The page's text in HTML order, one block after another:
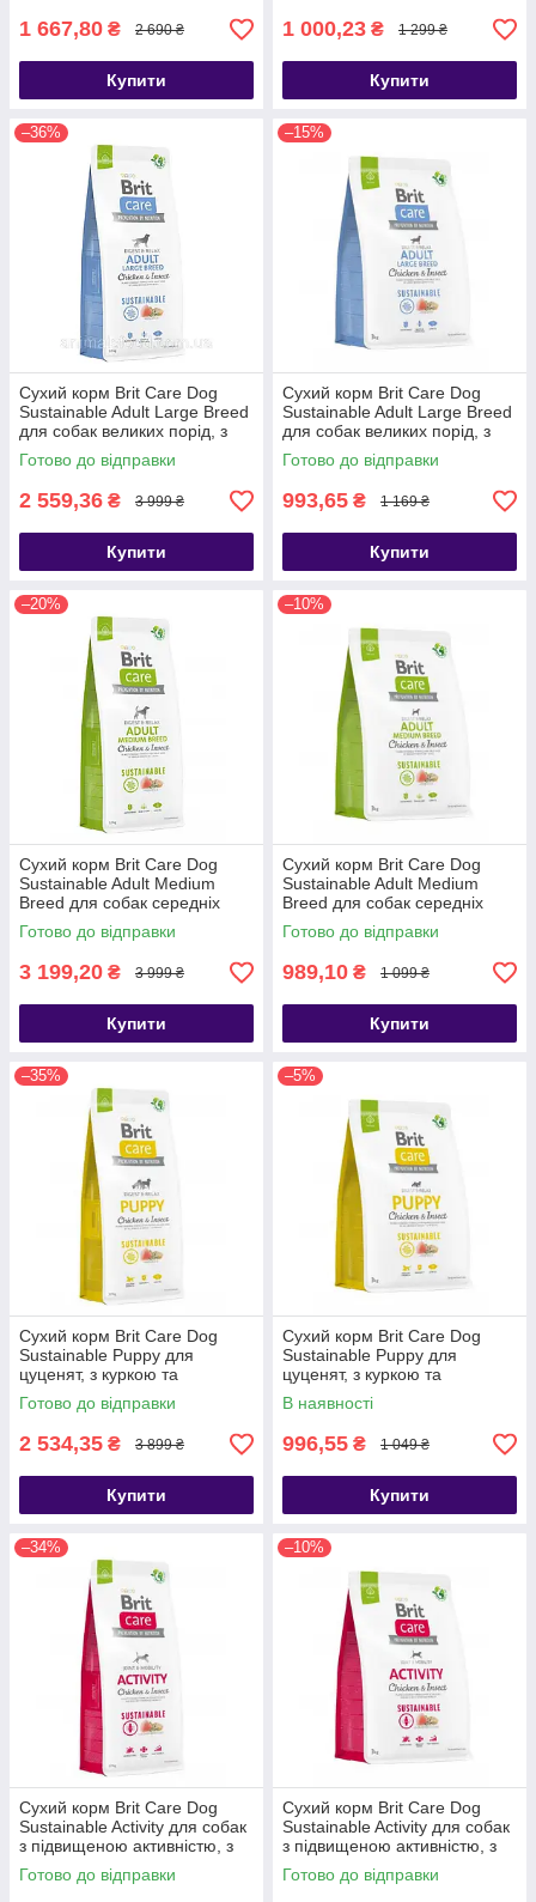
1 667,80 ₴ 2 690 ₴
Купити
1 000,23 ₴ 1 299 ₴
Купити
–36%
Сухий корм Brit Care Dog
Sustainable Adult Large Breed
для собак великих порід, з
куркою та комахами, 12 кг
Готово до відправки
2 559,36 ₴ 3 999 ₴
Купити
–15%
Сухий корм Brit Care Dog
Sustainable Adult Large Breed
для собак великих порід, з
куркою та комахами, 3 кг
Готово до відправки
993,65 ₴ 1 169 ₴
Купити
–20%
Сухий корм Brit Care Dog
Sustainable Adult Medium
Breed для собак середніх
порід, з куркою та комахами,
12 кг
Готово до відправки
3 199,20 ₴ 3 999 ₴
Купити
–10%
Сухий корм Brit Care Dog
Sustainable Adult Medium
Breed для собак середніх
порід, з куркою та комахами,
3 кг
Готово до відправки
989,10 ₴ 1 099 ₴
Купити
–35%
Сухий корм Brit Care Dog
Sustainable Puppy для
цуценят, з куркою та
комахами, 12 кг
Готово до відправки
2 534,35 ₴ 3 899 ₴
Купити
–5%
Сухий корм Brit Care Dog
Sustainable Puppy для
цуценят, з куркою та
комахами, 3 кг
В наявності
996,55 ₴ 1 049 ₴
Купити
–34%
Сухий корм Brit Care Dog
Sustainable Activity для собак
з підвищеною активністю, з
куркою та комахами, 12 кг
Готово до відправки
–10%
Сухий корм Brit Care Dog
Sustainable Activity для собак
з підвищеною активністю, з
куркою та комахами, 3 кг
Готово до відправки